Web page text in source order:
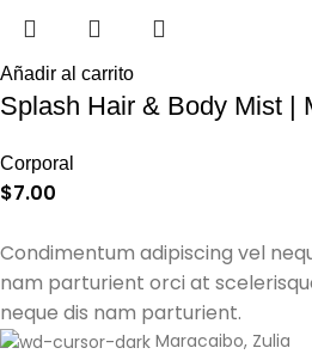
Añadir al carrito
Splash Hair & Body Mist |
Corporal
$7.00
Condimentum adipiscing vel
nam parturient orci at
neque dis nam parturient.
Maracaibo, Zulia